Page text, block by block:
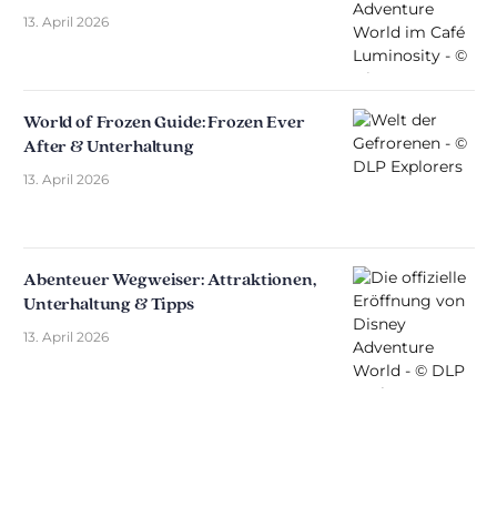
13. April 2026
World of Frozen Guide: Frozen Ever
After & Unterhaltung
13. April 2026
Abenteuer Wegweiser: Attraktionen,
Unterhaltung & Tipps
13. April 2026